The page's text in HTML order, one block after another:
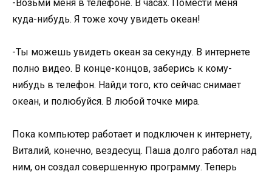
-Возьми меня в телефоне. В часах. Помести меня
куда-нибудь. Я тоже хочу увидеть океан!
-Ты можешь увидеть океан за секунду. В интернете
полно видео. В конце-концов, заберись к кому-
нибудь в телефон. Найди того, кто сейчас снимает
океан, и полюбуйся. В любой точке мира.
Пока компьютер работает и подключен к интернету,
Виталий, конечно, вездесущ. Паша долго работал над
ним, он создал совершенную программу. Теперь